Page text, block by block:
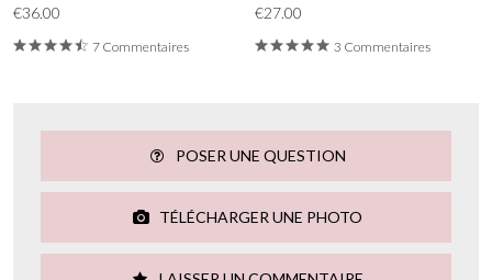
€36.00
7 Commentaires
€27.00
3 Commentaires
POSER UNE QUESTION
TÉLÉCHARGER UNE PHOTO